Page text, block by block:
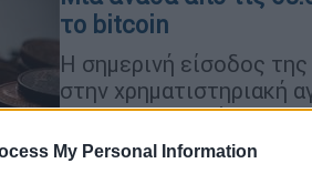
My Personal Information
το bitcoin
Η σημερινή είσοδος
στην χρηματιστηριακή
Nasdaq εκτοξεύει τις
κρυπτονομισμάτων